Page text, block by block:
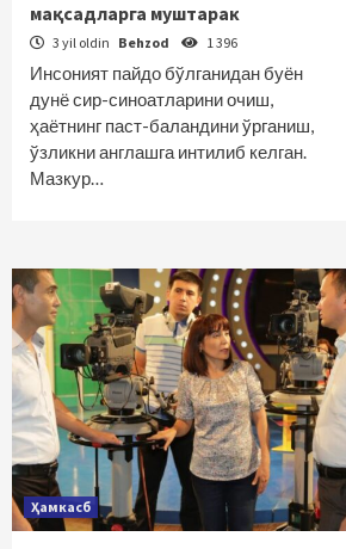
мақсадларга муштарак
3 yil oldin Behzod 1 396
Инсоният пайдо бўлганидан буён
дунё сир-синоатларини очиш,
ҳаётнинг паст-баландини ўрганиш,
ўзликни англашга интилиб келган.
Мазкур…
Ҳамкасб